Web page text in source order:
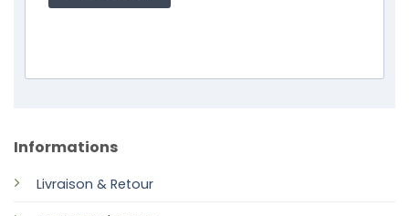
Informations
Livraison & Retour